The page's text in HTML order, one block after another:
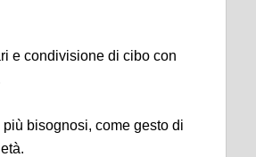
e condivisione di cibo con
bisognosi, come gesto di